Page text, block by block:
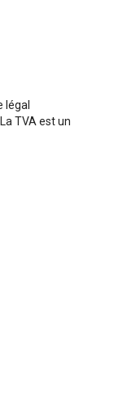
légal
TVA est un